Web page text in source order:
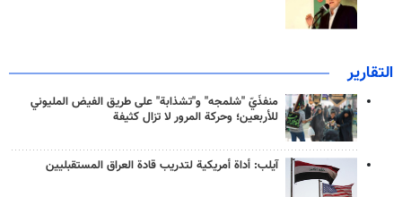
التقارير
منفذَيّ "شلمجه" و"تشذابة" على طريق الفيض المليوني
للأربعين؛ وحركة المرور لا تزال كثيفة
آيلب: أداة أمريكية لتدريب قادة العراق المستقبليين